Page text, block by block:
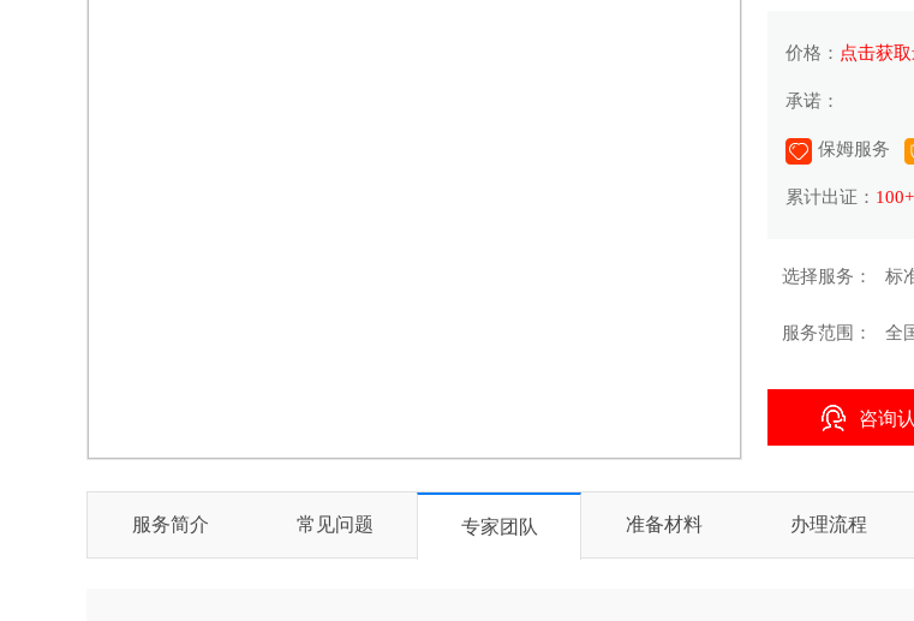
价格： 点击获
承诺：
保姆服务
累计出证： 100+
选择服务： 标
服务范围： 全
咨询
服务简介 常见问题 专家团队 准备材料 办理流程